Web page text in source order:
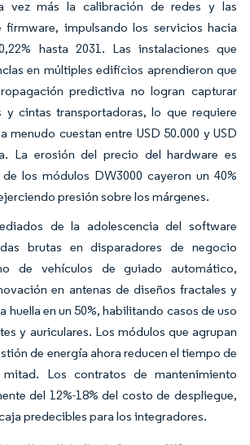
vez más la calibración de redes y las
firmware, impulsando los servicios hacia
hasta 2031. Las instalaciones que
en múltiples edificios aprendieron que
predictiva no logran capturar
y cintas transportadoras, lo que requiere
menudo cuestan entre USD 50.000 y USD
La erosión del precio del hardware es
los módulos DW3000 cayeron un 40%
presión sobre los márgenes.
de la adolescencia del software
brutas en disparadores de negocio
de vehículos de guiado automático,
en antenas de diseños fractales y
huella en un 50%, habilitando casos de uso
y auriculares. Los módulos que agrupan
de energía ahora reducen el tiempo de
Los contratos de mantenimiento
del 12%-18% del costo de despliegue,
predecibles para los integradores.